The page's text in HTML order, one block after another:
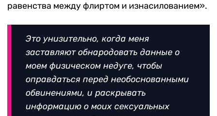
равенства между флиртом и изнасилованием».
Это унизительно, когда меня
заставляют обнародовать данные о
моем физическом недуге, чтобы
оправдаться перед необоснованными
обвинениями, и раскрывать
информацию о моих сексуальных